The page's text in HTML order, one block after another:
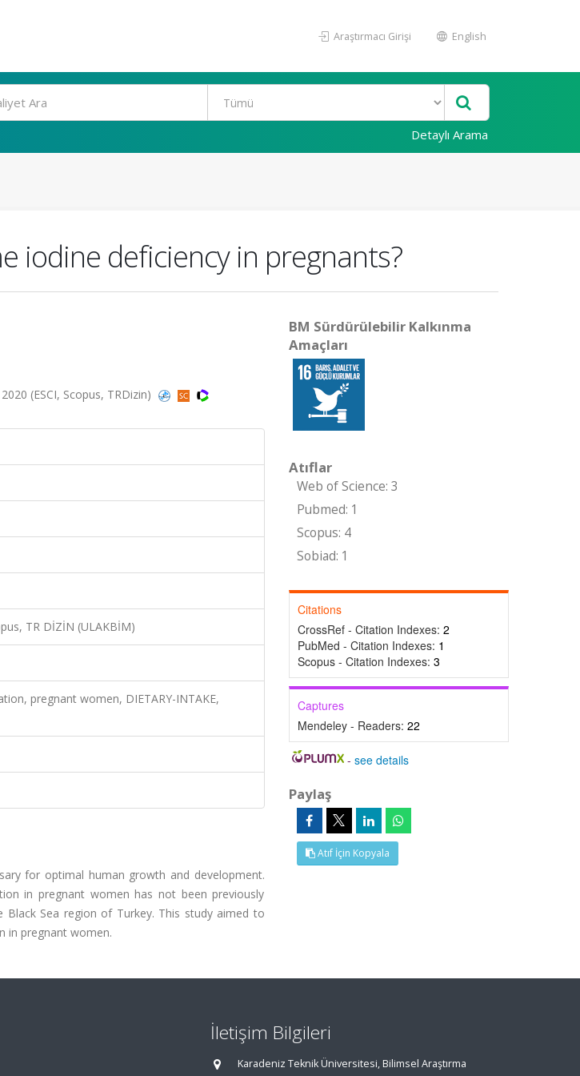
Araştırmacı Girişi English
Detaylı Arama
iodine deficiency in pregnants?
(ESCI, Scopus, TRDizin)
TR DİZİN (ULAKBİM)
pregnant women, DIETARY-INTAKE,
for optimal human growth and development.
in pregnant women has not been previously
Sea region of Turkey. This study aimed to
in pregnant women.
BM Sürdürülebilir Kalkınma
Amaçları
Atıflar
Web of Science: 3
Pubmed: 1
Scopus: 4
Sobiad: 1
Citations
CrossRef - Citation Indexes: 2
PubMed - Citation Indexes: 1
Scopus - Citation Indexes: 3
Captures
Mendeley - Readers: 22
-see details
Paylaş
Atıf İçin Kopyala
İletişim Bilgileri
Karadeniz Teknik Üniversitesi, Bilimsel Araştırma